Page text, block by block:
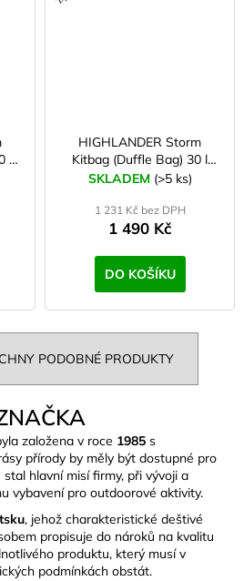
l
HIGHLANDER Storm
Kitbag (Duffle Bag) 30 l
Taška modrá
SKLADEM (>5 ks)
1 231 Kč bez DPH
1 490 Kč
DO KOŠÍKU
PODOBNÉ PRODUKTY
založena v roce 1985 s
přírody by měly být dostupné pro
hlavní misí firmy, při vývoji a
vybavení pro outdoorové aktivity.
, jehož charakteristické deštivé
propisuje do nároků na kvalitu
produktu, který musí v
podmínkách obstát.